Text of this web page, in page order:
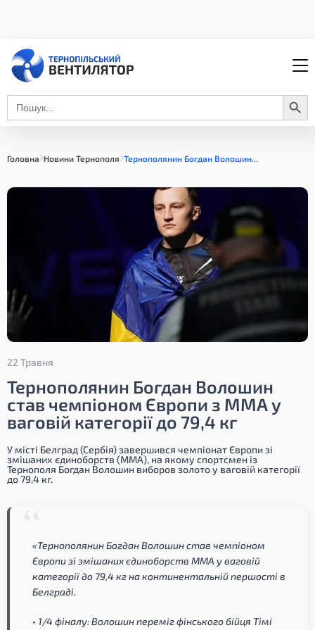
Search
for:
Search Button
Головна Новини Тернополя Тернополянин Богдан Волошин...
22 Травня
Тернополянин Богдан Волошин
став чемпіоном Європи з ММА у
ваговій категорії до 79,4 кг
У місті Белград (Сербія) завершився чемпіонат Європи зі
змішаних єдиноборств (ММА), на якому спортсмен із
Тернополя Богдан Волошин виборов золото у ваговій категорії
до 79,4 кг.
«Тернополянин Богдан Волошин став чемпіоном
Європи зі змішаних єдиноборств ММА у ваговій
категорії до 79,4 кг на континентальній першості в
Белграді.
• 1/4 фіналу: Волошин переміг фінського бійця Тімі